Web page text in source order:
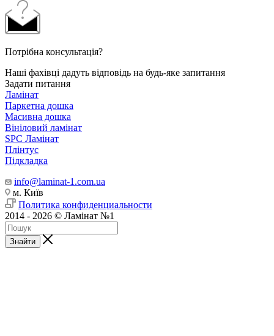
Потрібна консультація?
Наші фахівці дадуть відповідь на будь-яке запитання
Задати питання
Ламінат
Паркетна дошка
Масивна дошка
Вініловий ламінат
SPC Ламінат
Плінтус
Підкладка
info@laminat-1.com.ua
м. Київ
Политика конфиденциальности
2014 - 2026 © Ламінат №1
Знайти